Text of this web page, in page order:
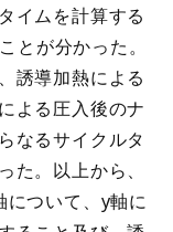
イムを計算する
とが分かった。
誘導加熱による
よる圧入後のナ
なるサイクルタ
た。以上から、
について、y軸に